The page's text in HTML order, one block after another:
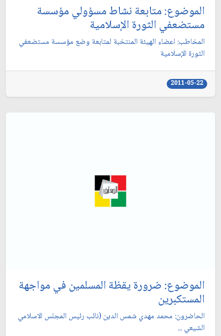
الموضوع: متابعة نشاط مسؤولي مؤسسة
مستضعفي الثورة الإسلامية
المخاطب: اعضاء الهيئة المنتخبة لمتابعة وضع مؤسسة مستضعفي
الثورة الإسلامية
2011-05-22
الموضوع: ضرورة يقظة المسلمين في مواجهة
المستكبرين‏
الحاضرون: محمد مهدي شمس الدين (نائب رئيس المجلس الاسلامي
الشيعي ...